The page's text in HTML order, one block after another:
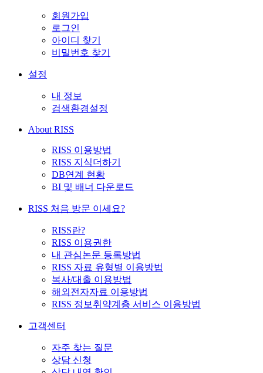
회원가입
로그인
아이디 찾기
비밀번호 찾기
설정
내 정보
검색환경설정
About RISS
RISS 이용방법
RISS 지식더하기
DB연계 현황
BI 및 배너 다운로드
RISS 처음 방문 이세요?
RISS란?
RISS 이용권한
내 관심논문 등록방법
RISS 자료 유형별 이용방법
복사/대출 이용방법
해외전자자료 이용방법
RISS 정보취약계층 서비스 이용방법
고객센터
자주 찾는 질문
상담 신청